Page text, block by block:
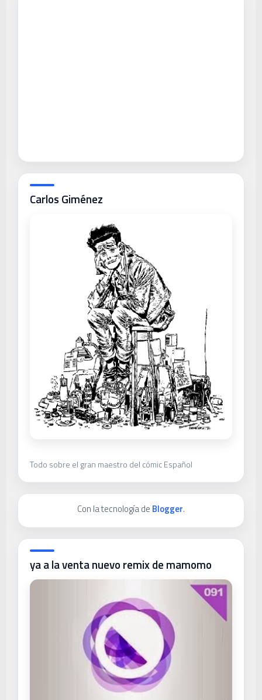
Carlos Giménez
Todo sobre el gran maestro del cómic Español
Con la tecnología de Blogger.
ya a la venta nuevo remix de mamomo